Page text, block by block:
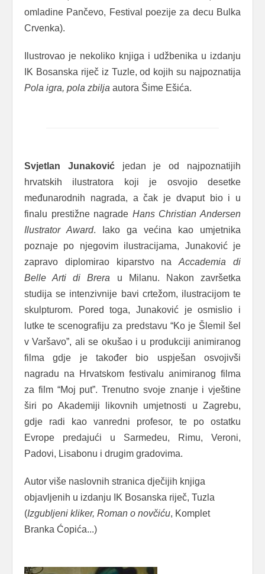
omladine Pančevo, Festival poezije za decu Bulka
Crvenka).
Ilustrovao je nekoliko knjiga i udžbenika u izdanju
IK Bosanska riječ iz Tuzle, od kojih su najpoznatija
Pola igra, pola zbilja autora Šime Ešića.
Svjetlan Junakovićjedan je od najpoznatijih
hrvatskih ilustratora koji je osvojio desetke
međunarodnih nagrada, a čak je dvaput bio i u
finalu prestižne nagrade Hans Christian Andersen
Ilustrator Award. Iako ga većina kao umjetnika
poznaje po njegovim ilustracijama, Junaković je
zapravo diplomirao kiparstvo naAccademia di
Belle Arti di Brera u Milanu. Nakon završetka
studija se intenzivnije bavi crtežom, ilustracijom te
skulpturom. Pored toga, Junaković je osmislio i
lutke te scenografiju za predstavu “Ko je Šlemil šel
v Varšavo”, ali se okušao i u produkciji animiranog
filma gdje je također bio uspješan osvojivši
nagradu na Hrvatskom festivalu animiranog filma
za film “Moj put”. Trenutno svoje znanje i vještine
širi po Akademiji likovnih umjetnosti u Zagrebu,
gdje radi kao vanredni profesor, te po ostatku
Evrope predajući u Sarmedeu, Rimu, Veroni,
Padovi, Lisabonu i drugim gradovima.
Autor više naslovnih stranica dječijih knjiga
objavljenih u izdanju IK Bosanska riječ, Tuzla
(Izgubljeni kliker, Roman o novčiću, Komplet
Branka Ćopića...)